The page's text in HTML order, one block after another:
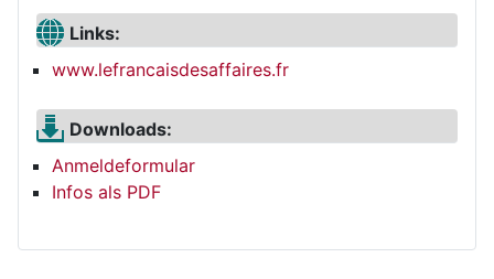
Links:
www.lefrancaisdesaffaires.fr
Downloads:
Anmeldeformular
Infos als PDF